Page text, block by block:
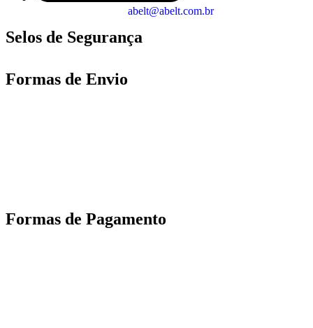
abelt@abelt.com.br
Selos de Segurança
Formas de Envio
Formas de Pagamento